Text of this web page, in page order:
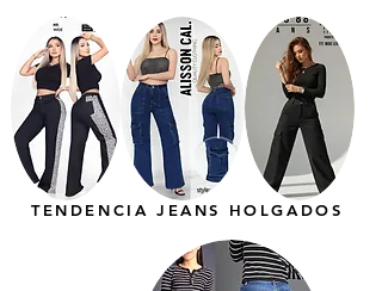
TENDENCIA JEANS HOLGADOS